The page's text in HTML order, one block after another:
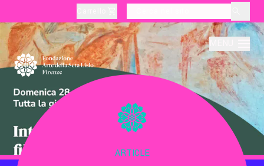
Chi Siamo
Produzione
ARTICLE